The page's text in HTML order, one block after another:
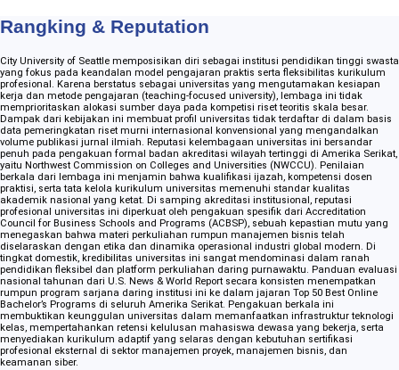
Rangking & Reputation
City University of Seattle memposisikan diri sebagai institusi pendidikan tinggi swasta
yang fokus pada keandalan model pengajaran praktis serta fleksibilitas kurikulum
profesional. Karena berstatus sebagai universitas yang mengutamakan kesiapan
kerja dan metode pengajaran (teaching-focused university), lembaga ini tidak
memprioritaskan alokasi sumber daya pada kompetisi riset teoritis skala besar.
Dampak dari kebijakan ini membuat profil universitas tidak terdaftar di dalam basis
data pemeringkatan riset murni internasional konvensional yang mengandalkan
volume publikasi jurnal ilmiah. Reputasi kelembagaan universitas ini bersandar
penuh pada pengakuan formal badan akreditasi wilayah tertinggi di Amerika Serikat,
yaitu Northwest Commission on Colleges and Universities (NWCCU). Penilaian
berkala dari lembaga ini menjamin bahwa kualifikasi ijazah, kompetensi dosen
praktisi, serta tata kelola kurikulum universitas memenuhi standar kualitas
akademik nasional yang ketat. Di samping akreditasi institusional, reputasi
profesional universitas ini diperkuat oleh pengakuan spesifik dari Accreditation
Council for Business Schools and Programs (ACBSP), sebuah kepastian mutu yang
menegaskan bahwa materi perkuliahan rumpun manajemen bisnis telah
diselaraskan dengan etika dan dinamika operasional industri global modern. Di
tingkat domestik, kredibilitas universitas ini sangat mendominasi dalam ranah
pendidikan fleksibel dan platform perkuliahan daring purnawaktu. Panduan evaluasi
nasional tahunan dari U.S. News & World Report secara konsisten menempatkan
rumpun program sarjana daring institusi ini ke dalam jajaran Top 50 Best Online
Bachelor’s Programs di seluruh Amerika Serikat. Pengakuan berkala ini
membuktikan keunggulan universitas dalam memanfaatkan infrastruktur teknologi
kelas, mempertahankan retensi kelulusan mahasiswa dewasa yang bekerja, serta
menyediakan kurikulum adaptif yang selaras dengan kebutuhan sertifikasi
profesional eksternal di sektor manajemen proyek, manajemen bisnis, dan
keamanan siber.